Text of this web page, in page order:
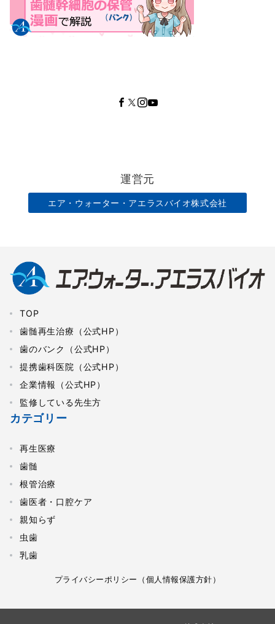
運営元
エア・ウォーター・アエラスバイオ株式会社
TOP
歯髄再生治療（公式HP）
歯のバンク（公式HP）
提携歯科医院（公式HP）
企業情報（公式HP）
監修している先生方
カテゴリー
再生医療
歯髄
根管治療
歯医者・口腔ケア
親知らず
虫歯
乳歯
プライバシーポリシー（個人情報保護方針）